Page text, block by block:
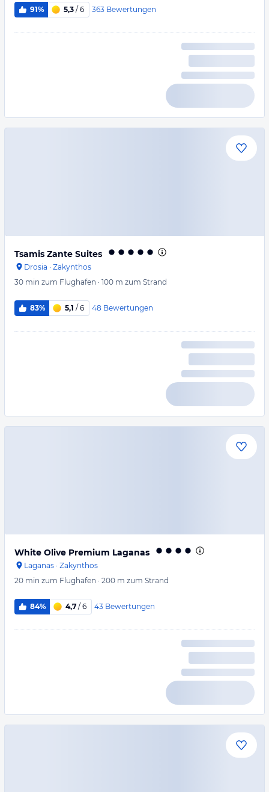
91% 5,3 / 6 363 Bewertungen
Tsamis Zante Suites
Drosia · Zakynthos
30 min zum Flughafen · 100 m zum Strand
83% 5,1 / 6 48 Bewertungen
White Olive Premium Laganas
Laganas · Zakynthos
20 min zum Flughafen · 200 m zum Strand
84% 4,7 / 6 43 Bewertungen